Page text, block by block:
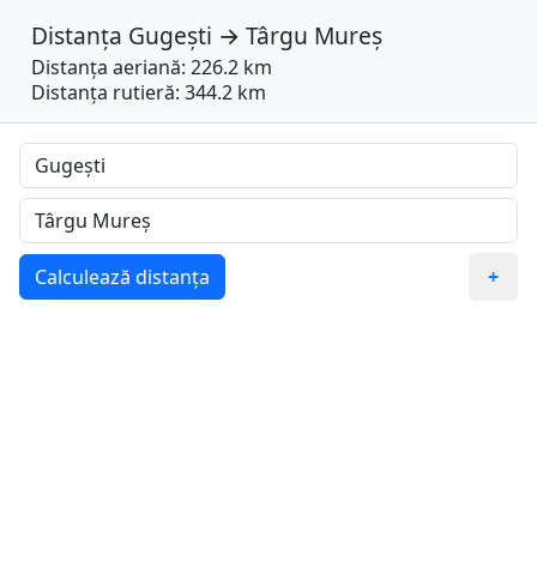
Distanța Gugești → Târgu Mureș
Distanța aeriană: 226.2 km
Distanța rutieră: 344.2 km
Calculează distanța +